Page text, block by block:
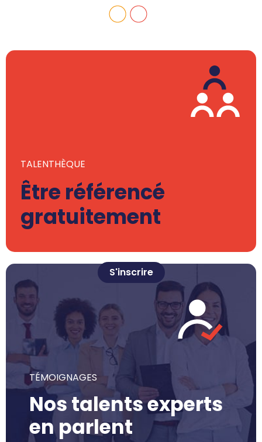
TALENTHÈQUE
Être référencé
gratuitement
S'inscrire
TÉMOIGNAGES
Nos talents experts
en parlent